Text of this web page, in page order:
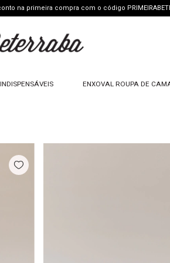
na primeira compra com o código
INDISPENSÁVEIS ENXOVAL ROUPA DE